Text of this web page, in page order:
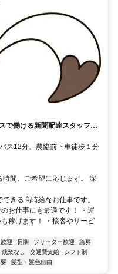
で働ける新聞配達スタッフ大
坂駅からバス12分、農協前下車徒歩１分
間、ご希望に応じます。 深
きる高時給なお仕事です。
お仕事にも最適です！ ・運
稼げます！ ・接客やサービ
迎 長期 フリーター歓迎
急募
残業なし 交通費支給
シフト制
髪型・髪色自由